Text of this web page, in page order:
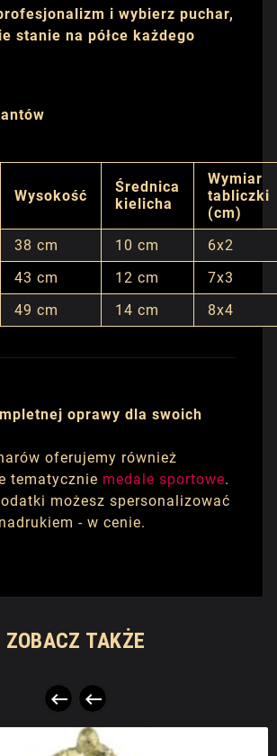
i wybierz puchar,
stanie na półce każdego
Wysokość
Średnica
kielicha
Wymiar
tabliczki
(cm)
38 cm 10 cm
6x2
43 cm 12 cm
7x3
49 cm 14 cm 8x4
oprawy dla swoich
oferujemy również
tematycznie medale sportowe.
możesz spersonalizować
- w cenie.
ZOBACZ TAKŻE
 